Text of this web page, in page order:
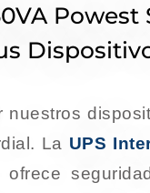
nuestros
La UPS